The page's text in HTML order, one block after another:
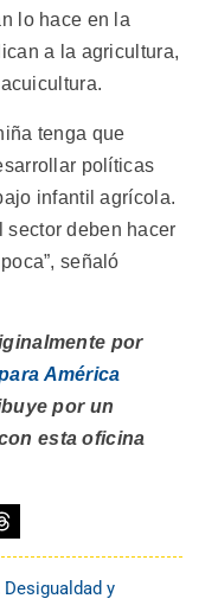
lo hace en la
a la agricultura,
tenga que
políticas
infantil agrícola.
sector deben hacer
señaló
por
América
por un
esta oficina
Desigualdad y